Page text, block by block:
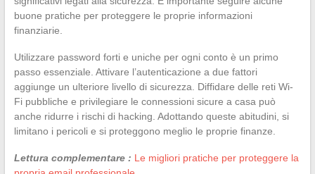
buone pratiche per proteggere le proprie informazioni
finanziarie.
Utilizzare password forti e uniche per ogni conto è un primo
passo essenziale. Attivare l’autenticazione a due fattori
aggiunge un ulteriore livello di sicurezza. Diffidare delle reti Wi-
Fi pubbliche e privilegiare le connessioni sicure a casa può
anche ridurre i rischi di hacking. Adottando queste abitudini, si
limitano i pericoli e si proteggono meglio le proprie finanze.
Lettura complementare : Le migliori pratiche per proteggere la